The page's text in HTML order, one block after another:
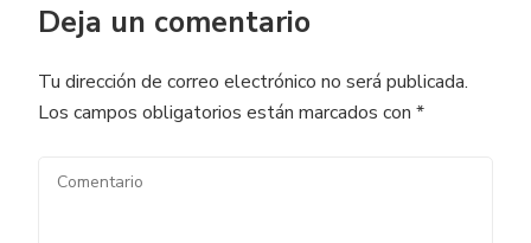
Deja un comentario
Tu dirección de correo electrónico no será publicada.
Los campos obligatorios están marcados con *